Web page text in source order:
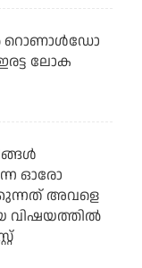
റൊണാള്‍ഡോ
ലോക
ഓരോ
അവളെ
വിഷയത്തില്‍